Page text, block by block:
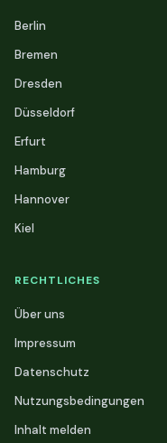
Berlin
Bremen
Dresden
Düsseldorf
Erfurt
Hamburg
Hannover
Kiel
RECHTLICHES
Über uns
Impressum
Datenschutz
Nutzungsbedingungen
Inhalt melden